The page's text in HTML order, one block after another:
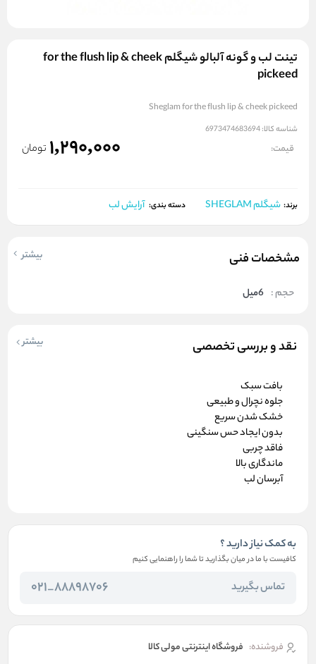
تینت لب و گونه آلبالو شیگلم for the flush lip & cheek
pickeed
Sheglam for the flush lip & cheek pickeed
شناسه کالا:6973474683694
قیمت: 1,290,000 تومان
برند: شیگلم SHEGLAM دسته بندی: آرایش لب
مشخصات فنی بیشتر
حجم : 6میل
نقد و بررسی تخصصی بیشتر
بافت سبک
جلوه نچرال و طبیعی
خشک شدن سریع
بدون ایجاد حس سنگینی
فاقد چربی
ماندگاری بالا
آبرسان لب
به کمک نیاز دارید ؟
کافیست با ما در میان بگذارید تا شما را راهنمایی کنیم
تماس بگیرید 88898706_021
فروشنده: فروشگاه اینترنتی مولی کالا